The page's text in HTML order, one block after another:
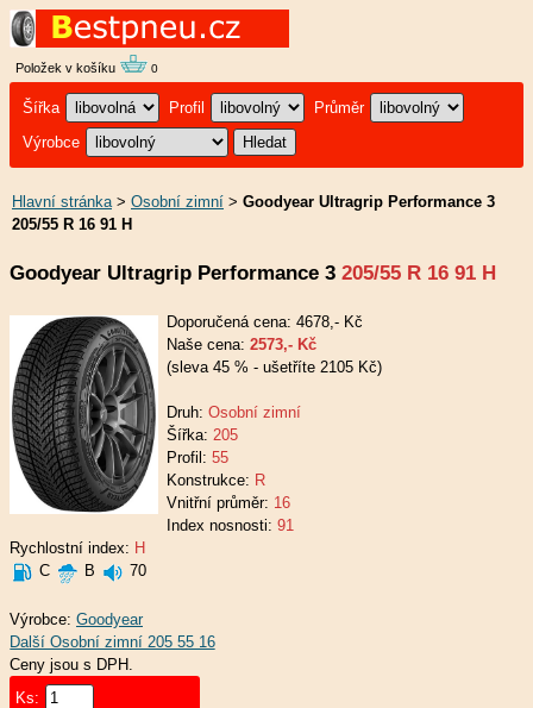
Položek v košíku 0
Šířka Profil
Průměr
Výrobce
Hlavní stránka> Osobní zimní > Goodyear Ultragrip Performance 3
205/55 R 16 91 H
Goodyear Ultragrip Performance 3 205/55 R 16 91 H
Doporučená cena: 4678,- Kč
Naše cena: 2573,- Kč
(sleva 45 % - ušetříte 2105 Kč)
Druh: Osobní zimní
Šířka: 205
Profil: 55
Konstrukce: R
Vnitřní průměr: 16
Index nosnosti: 91
Rychlostní index: H
C
B 70
Výrobce: Goodyear
Ceny jsou s DPH.
Ks: